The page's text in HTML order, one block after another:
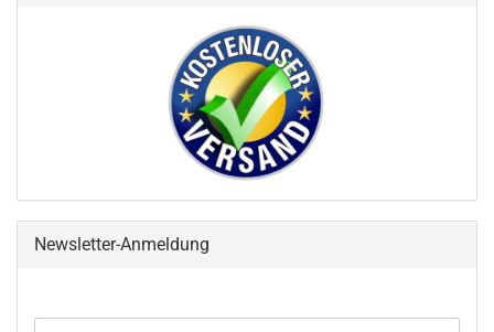
Newsletter-Anmeldung